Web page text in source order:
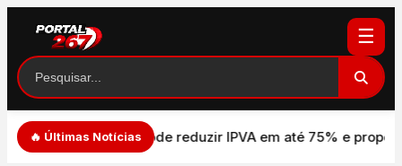
☰
🔥 Últimas Notícias
reduzir IPVA em até 75% e proposta avança na Câmara